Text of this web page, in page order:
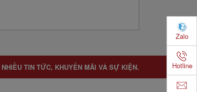
TIN TỨC, KHUYẾN MÃI VÀ SỰ KIỆN.
Zalo
Hotline